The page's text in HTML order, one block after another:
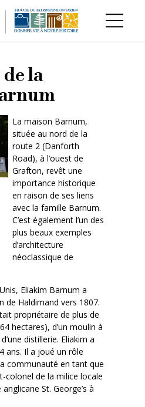
la
La maison Barnum,
située au nord de la
route 2 (Danforth
Road), à l’ouest de
Grafton, revêt une
importance historique
en raison de ses liens
avec la famille Barnum.
C’est également l’un des
plus beaux exemples
d’architecture
néoclassique de
Eliakim Barnum a
de Haldimand vers 1807.
propriétaire de plus de
hectares), d’un moulin à
distillerie. Eliakim a
ans. Il a joué un rôle
communauté en tant que
colonel de la milice locale
St. George’s à